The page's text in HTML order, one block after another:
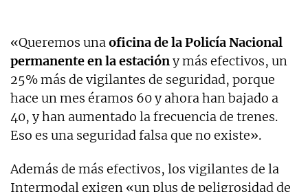
«Queremos unaoficina de la Policía Nacional
permanente en la estacióny más efectivos, un
25% más de vigilantes de seguridad, porque
hace un mes éramos 60 y ahora han bajado a
40, y han aumentado la frecuencia de trenes.
Eso es una seguridad falsa que no existe».
Además de más efectivos, los vigilantes de la
Intermodal exigen «un plus de peligrosidad de